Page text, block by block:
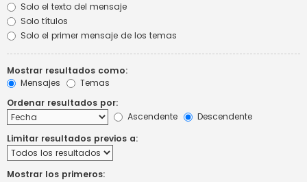
Solo el texto del mensaje
Solo títulos
Solo el primer mensaje de los temas
Mostrar resultados como:
Mensajes
Temas
Ordenar resultados por:
Ascendente
Descendente
Limitar resultados previos a:
Mostrar los primeros: